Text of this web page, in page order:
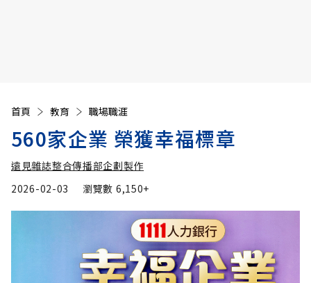
首頁 教育 職場職涯
560家企業 榮獲幸福標章
遠見雜誌整合傳播部企劃製作
2026-02-03
瀏覽數 6,150+